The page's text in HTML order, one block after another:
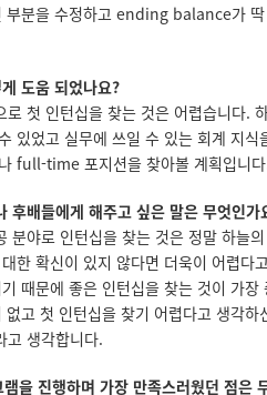
부분을 수정하고 ending balance가
도움 되었나요?
첫 인턴십을 찾는 것은 어렵습니다.
있었고 실무에 쓰일 수 있는 회계 지
full-time 포지션을 찾아볼 계획입니
후배들에게 해주고 싶은 말은 무엇인가
분야로 인턴십을 찾는 것은 정말 하늘
한 확신이 있지 않다면 더욱이 어렵다
때문에 좋은 인턴십을 찾는 것이 가
고 첫 인턴십을 찾기 어렵다고 생각하
고 생각합니다.
을 진행하며 가장 만족스러웠던 점은